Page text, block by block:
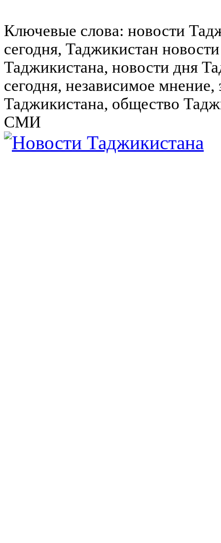
Ключевые слова: новости
сегодня, Таджикистан
Таджикистана, новости дня
сегодня, независимое
Таджикистана, общество
СМИ